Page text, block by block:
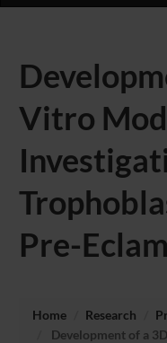
Vitro
Pre-
Home Research
Development of a